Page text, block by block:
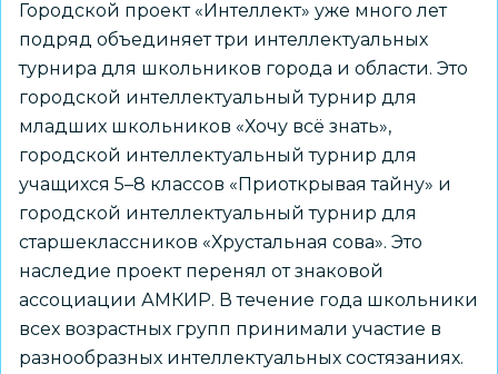
Городской проект «Интеллект» уже много лет
подряд объединяет три интеллектуальных
турнира для школьников города и области. Это
городской интеллектуальный турнир для
младших школьников «Хочу всё знать»,
городской интеллектуальный турнир для
учащихся 5–8 классов «Приоткрывая тайну» и
городской интеллектуальный турнир для
старшеклассников «Хрустальная сова». Это
наследие проект перенял от знаковой
ассоциации АМКИР. В течение года школьники
всех возрастных групп принимали участие в
разнообразных интеллектуальных состязаниях.